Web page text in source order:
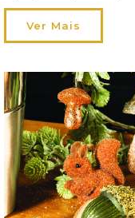
papel fundamental a
funcional e inspirador.
no Sapo Lifestyle.
Ver Mais